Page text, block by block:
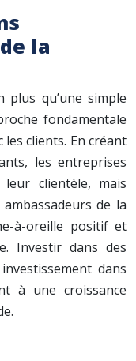
la
qu’une simple
fondamentale
clients. En créant
les entreprises
clientèle, mais
de la
à-oreille positif et
Investir dans des
dans
à une croissance